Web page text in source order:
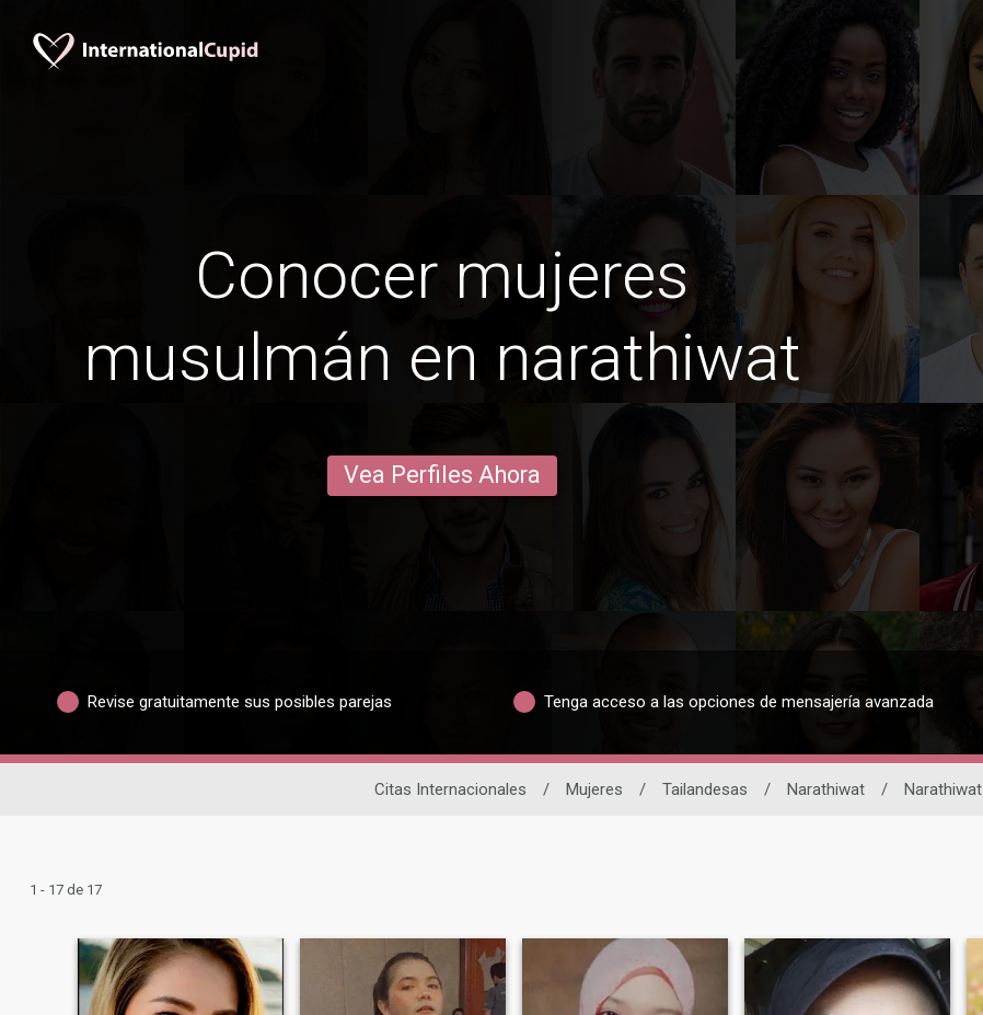
Conocer mujeres
musulmán en narathiwat
Vea Perfiles Ahora
Revise gratuitamente sus posibles parejas Tenga acceso a las opciones de mensajería avanzada
Citas Internacionales / Mujeres / Tailandesas / Narathiwat / Narathiwat
1 - 17 de 17